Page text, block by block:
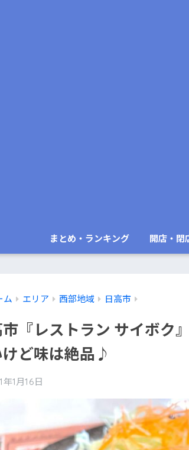
まとめ・ランキング 開店・閉
ム エリア 西部地域 日高市
『レストラン サイボク
ど味は絶品♪
年1月16日